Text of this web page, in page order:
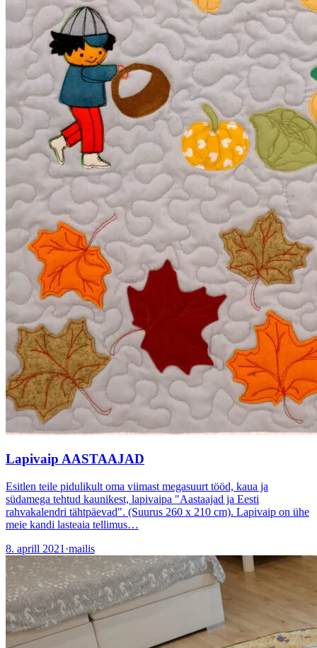
Lapivaip AASTAAJAD
Esitlen teile pidulikult oma viimast megasuurt tööd, kaua ja
südamega tehtud kaunikest, lapivaipa "Aastaajad ja Eesti
rahvakalendri tähtpäevad". (Suurus 260 x 210 cm). Lapivaip on ühe
meie kandi lasteaia tellimus…
8. aprill 2021 ·mailis